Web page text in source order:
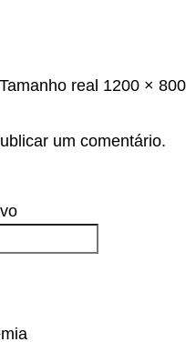
Tamanho real 1200 × 800
um comentário.